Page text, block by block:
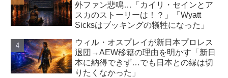
外ファン悲鳴…「カイリ・セインとア
スカのストーリーは！？」「Wyatt
Sicksはブッキングの犠牲になった」
ウィル・オスプレイが新日本プロレス
退団→AEW移籍の理由を明かす「新日
本に納得できず…でも日本との縁は切
りたくなかった」